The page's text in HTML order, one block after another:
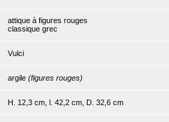
attique à figures rouges
classique grec
Vulci
argile (figures rouges)
H. 12,3 cm, l. 42,2 cm, D. 32,6 cm